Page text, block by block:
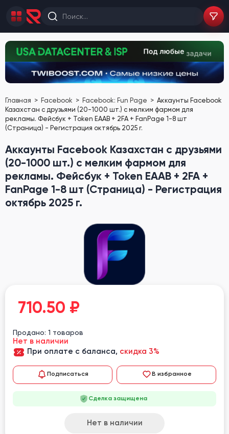
Главная Facebook Facebook: Fun Page
Аккаунты Facebook
Казахстан с друзьями (20-1000 шт.) с мелким фармом для
рекламы. Фейсбук + Token EAAB + 2FA + FanPage 1-8 шт
(Страница) - Регистрация октябрь 2025 г.
Аккаунты Facebook Казахстан с друзьями
(20-1000 шт.) с мелким фармом для
рекламы. Фейсбук + Token EAAB + 2FA +
FanPage 1-8 шт (Страница) - Регистрация
октябрь 2025 г.
710.50 ₽
Продано: 1 товаров
Нет в наличии
При оплате с баланса, скидка 3%
Подписаться В избранное
Сделка защищена
Нет в наличии